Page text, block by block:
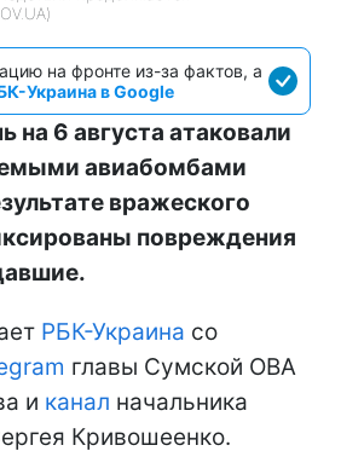
на фронте из-за фактов, а
Украина в Google
на 6 августа атаковали
авиабомбами
вражеского
повреждения
РБК-Украина со
главы Сумской ОВА
и канал начальника
Кривошеенко.